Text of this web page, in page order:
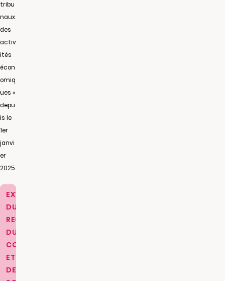
tribu
naux
des
activ
ités
écon
omiq
ues »
depu
is le
1er
janvi
er
2025.
EXTRAIT
DU
REGISTRE
DU
COMMERCE
ET
DES